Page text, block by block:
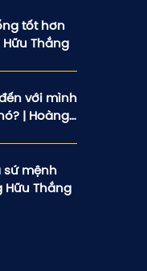
tốt hơn
Thắng
với mình
| Hoàng
sứ mệnh
Hữu Thắng